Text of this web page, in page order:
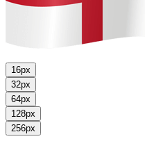
16px
32px
64px
128px
256px